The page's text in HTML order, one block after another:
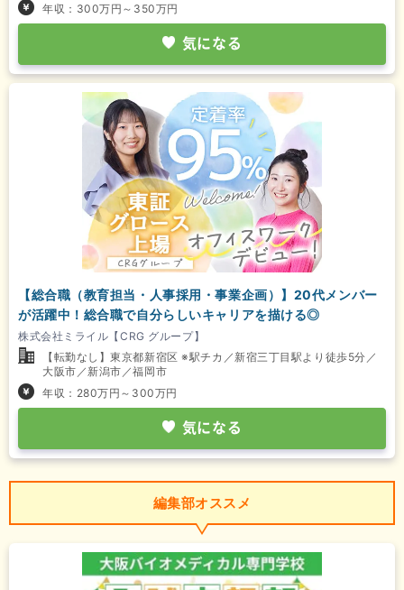
年収：300万円～350万円
気になる
【総合職（教育担当・人事採用・事業企画）】20代メンバー
が活躍中！総合職で自分らしいキャリアを描ける◎
株式会社ミライル【CRG グループ】
【転勤なし】東京都新宿区 ※駅チカ／新宿三丁目駅より徒歩5分／
大阪市／新潟市／福岡市
年収：280万円～300万円
気になる
編集部オススメ